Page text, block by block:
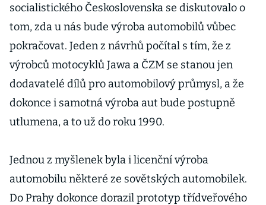
socialistického Československa se diskutovalo o
tom, zda u nás bude výroba automobilů vůbec
pokračovat. Jeden z návrhů počítal s tím, že z
výrobců motocyklů Jawa a ČZM se stanou jen
dodavatelé dílů pro automobilový průmysl, a že
dokonce i samotná výroba aut bude postupně
utlumena, a to už do roku 1990.
Jednou z myšlenek byla i licenční výroba
automobilu některé ze sovětských automobilek.
Do Prahy dokonce dorazil prototyp třídveřového